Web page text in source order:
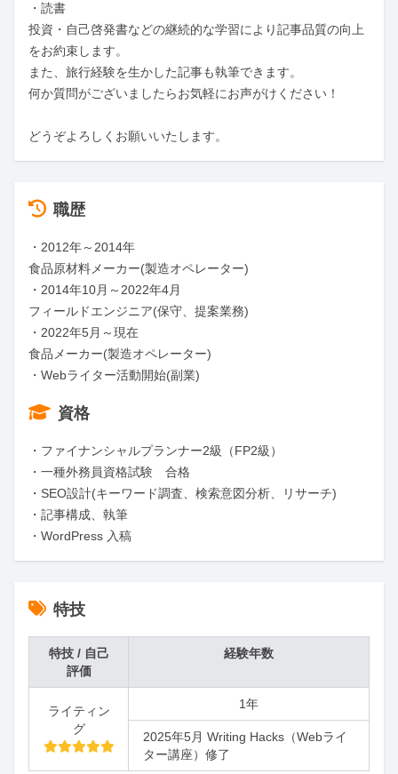
・読書
投資・自己啓発書などの継続的な学習により記事品質の向上
をお約束します。
また、旅行経験を生かした記事も執筆できます。
何か質問がございましたらお気軽にお声がけください！
どうぞよろしくお願いいたします。
職歴
・2012年～2014年
食品原材料メーカー(製造オペレーター)
・2014年10月～2022年4月
フィールドエンジニア(保守、提案業務)
・2022年5月～現在
食品メーカー(製造オペレーター)
・Webライター活動開始(副業)
資格
・ファイナンシャルプランナー2級（FP2級）
・一種外務員資格試験　合格
・SEO設計(キーワード調査、検索意図分析、リサーチ)
・記事構成、執筆
・WordPress 入稿
特技
特技 / 自己
評価
経験年数
ライティン
グ
1年
2025年5月 Writing Hacks（Webライ
ター講座）修了